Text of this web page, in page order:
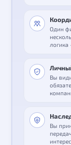
Один
Вы
Вы